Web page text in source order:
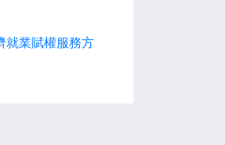
就業賦權服務方